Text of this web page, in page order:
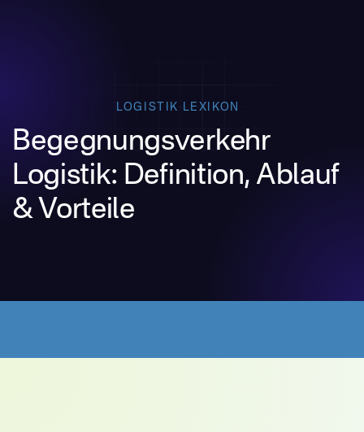
LOGISTIK LEXIKON
Begegnungsverkehr
Logistik: Definition, Ablauf
& Vorteile